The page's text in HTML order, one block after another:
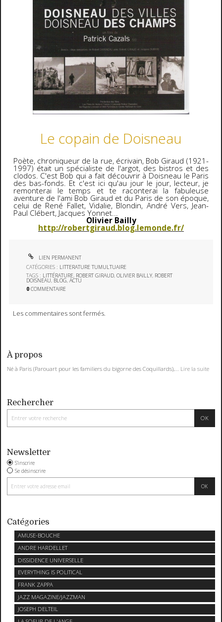
Le copain de Doisneau
Poète, chroniqueur de la rue, écrivain, Bob Giraud (1921-
1997) était un spécialiste de l'argot, des bistros et des
clodos. C'est Bob qui a fait découvrir à Doisneau le Paris
des bas-fonds. Et c'est ici qu'au jour le jour, lecteur, je
remonterai le temps et te raconterai la fabuleuse
aventure de l'ami Bob Giraud et du Paris de son époque,
celui de René Fallet, Vidalie, Blondin, André Vers, Jean-
Paul Clébert, Jacques Yonnet...
Olivier Bailly
http://robertgiraud.blog.lemonde.fr/
LIEN PERMANENT
CATÉGORIES : LITTERATURE TUMULTUAIRE
TAGS : LITTÉRATURE, ROBERT GIRAUD,OLIVIER BAILLY, ROBERT
DOISNEAU, BLOG,ACTU
0 COMMENTAIRE
Les commentaires sont fermés.
À propos
Né à Paris (Parouart pour les familiers du bigorne des Coquillards),... Lire la suite
Rechercher
Newsletter
S'inscrire
Se désinscrire
Catégories
AMUSE-BOUCHE
ANDRE HARDELLET
DISSIDENCE UNIVERSELLE
EVERYTHING IS POLITICAL
FRANK ZAPPA
JAZZ MAGAZINE/JAZZMAN
JOSEPH DELTEIL